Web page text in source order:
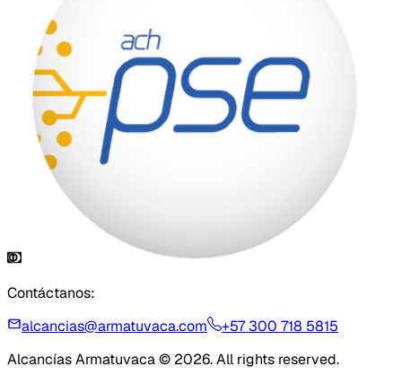
Contáctanos:
alcancias@armatuvaca.com
+57 300 718 5815
Alcancías Armatuvaca © 2026. All rights reserved.